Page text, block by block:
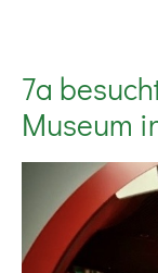
7a
Museum